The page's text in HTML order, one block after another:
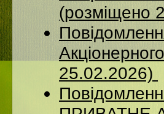
(розміщено
25.02.2026)